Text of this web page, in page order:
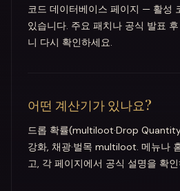
코드 데이터베이스 페이지 — 활성
있습니다. 주요 패치나 공식 발표
니 다시 확인하세요.
어떤 계산기가 있나요?
드롭 확률(multiloot·Drop
강화, 채광·벌목 multiloot. 메뉴나
고, 각 페이지에서 공식 설명을 확